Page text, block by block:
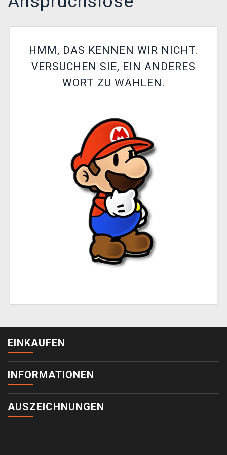
XZONE CLUB
HMM, DAS KENNEN WIR NICHT.
VERSUCHEN SIE, EIN ANDERES
WORT ZU WÄHLEN.
EINKAUFEN
INFORMATIONEN
AUSZEICHNUNGEN